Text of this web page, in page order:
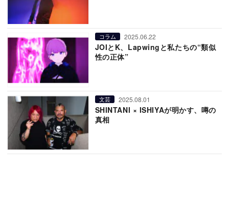
コラム 2025.06.22
JOIとK、Lapwingと私たちの“類似
性の正体”
文芸 2025.08.01
SHINTANI × ISHIYAが明かす、噂の
真相